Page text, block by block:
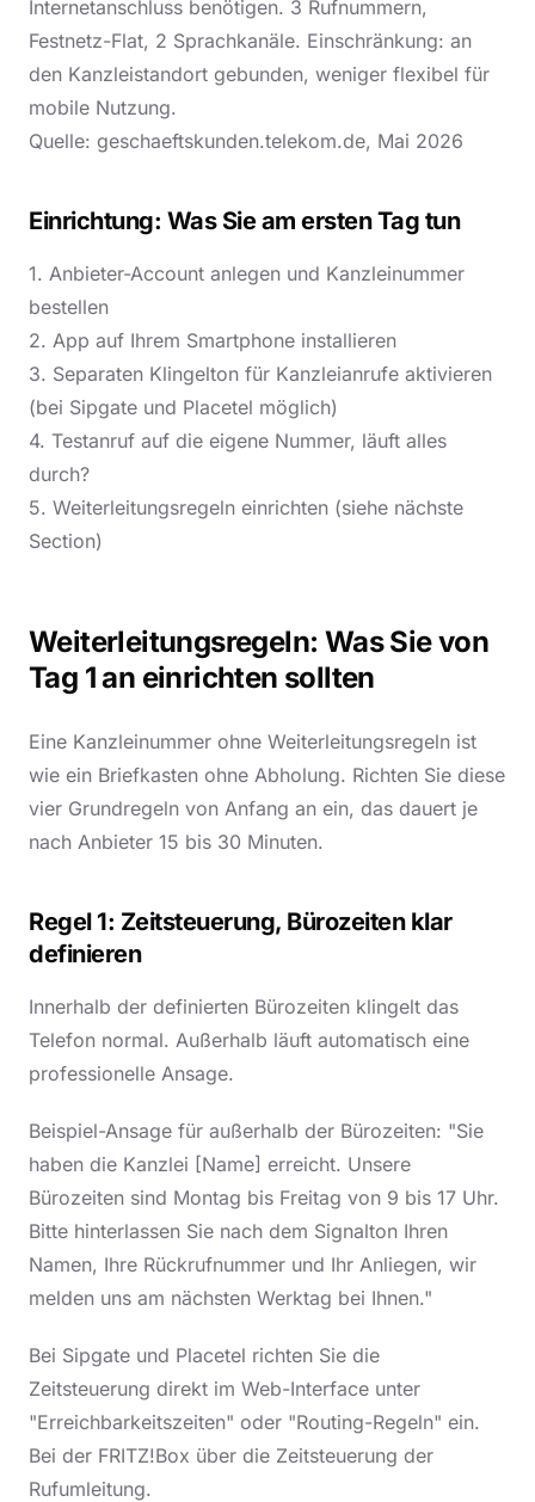
Internetanschluss benötigen. 3 Rufnummern,
Festnetz-Flat, 2 Sprachkanäle. Einschränkung: an
den Kanzleistandort gebunden, weniger flexibel für
mobile Nutzung.
Quelle: geschaeftskunden.telekom.de, Mai 2026
Einrichtung: Was Sie am ersten Tag tun
1. Anbieter-Account anlegen und Kanzleinummer
bestellen
2. App auf Ihrem Smartphone installieren
3. Separaten Klingelton für Kanzleianrufe aktivieren
(bei Sipgate und Placetel möglich)
4. Testanruf auf die eigene Nummer, läuft alles
durch?
5. Weiterleitungsregeln einrichten (siehe nächste
Section)
Weiterleitungsregeln: Was Sie von
Tag 1 an einrichten sollten
Eine Kanzleinummer ohne Weiterleitungsregeln ist
wie ein Briefkasten ohne Abholung. Richten Sie diese
vier Grundregeln von Anfang an ein, das dauert je
nach Anbieter 15 bis 30 Minuten.
Regel 1: Zeitsteuerung, Bürozeiten klar
definieren
Innerhalb der definierten Bürozeiten klingelt das
Telefon normal. Außerhalb läuft automatisch eine
professionelle Ansage.
Beispiel-Ansage für außerhalb der Bürozeiten: "Sie
haben die Kanzlei [Name] erreicht. Unsere
Bürozeiten sind Montag bis Freitag von 9 bis 17 Uhr.
Bitte hinterlassen Sie nach dem Signalton Ihren
Namen, Ihre Rückrufnummer und Ihr Anliegen, wir
melden uns am nächsten Werktag bei Ihnen."
Bei Sipgate und Placetel richten Sie die
Zeitsteuerung direkt im Web-Interface unter
"Erreichbarkeitszeiten" oder "Routing-Regeln" ein.
Bei der FRITZ!Box über die Zeitsteuerung der
Rufumleitung.